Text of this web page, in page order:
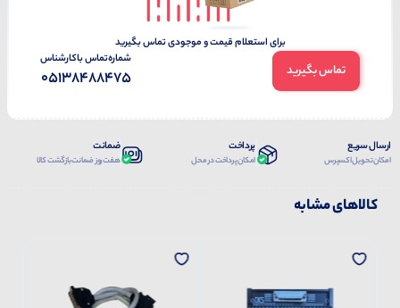
برای استعلام قیمت و موجودی تماس بگیرید
تماس بگیرید
شماره‌تماس‌ با‌کارشناس
05138488475
ارسال سریع
امکان تحویل اکسپرس
پرداخت
امکان پرداخت در محل
ضمانت
هفت روز ضمانت بازگشت کالا
کالاهای مشابه